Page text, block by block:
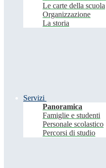
Le carte della scuola
Organizzazione
La storia
Servizi
Panoramica
Famiglie e studenti
Personale scolastico
Percorsi di studio